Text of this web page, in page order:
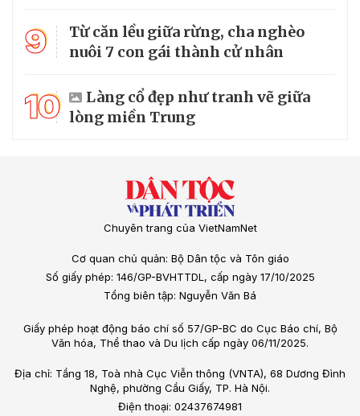
9
Từ căn lều giữa rừng, cha nghèo
nuôi 7 con gái thành cử nhân
10
Làng cổ đẹp như tranh vẽ giữa
lòng miền Trung
Chuyên trang của VietNamNet
Cơ quan chủ quản: Bộ Dân tộc và Tôn giáo
Số giấy phép: 146/GP-BVHTTDL, cấp ngày 17/10/2025
Tổng biên tập: Nguyễn Văn Bá
Giấy phép hoạt động báo chí số 57/GP-BC do Cục Báo chí, Bộ
Văn hóa, Thể thao và Du lịch cấp ngày 06/11/2025.
Địa chỉ: Tầng 18, Toà nhà Cục Viễn thông (VNTA), 68 Dương Đình
Nghệ, phường Cầu Giấy, TP. Hà Nội.
Điện thoại: 02437674981